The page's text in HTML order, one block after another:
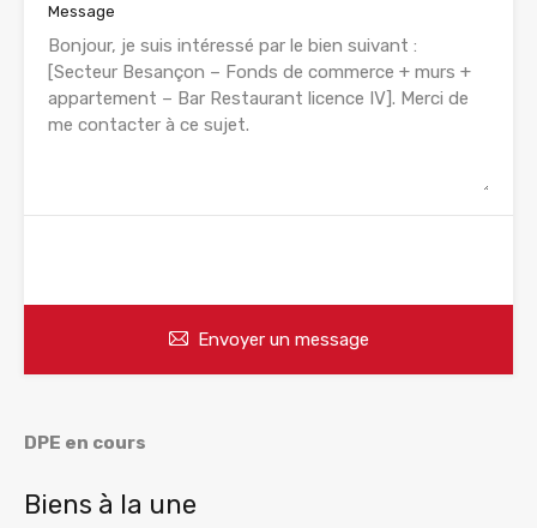
Message
Envoyer un message
DPE en cours
Biens à la une